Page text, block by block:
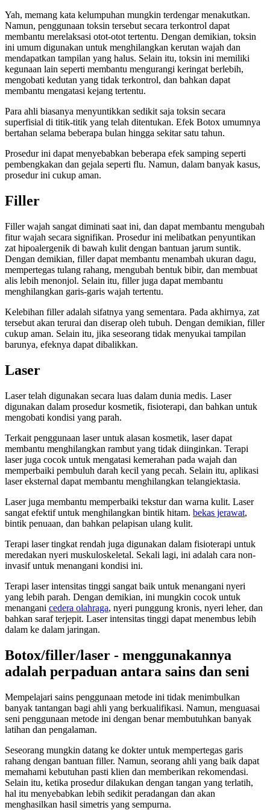
Yah, memang kata kelumpuhan mungkin terdengar menakutkan.
Namun, penggunaan toksin tersebut secara terkontrol dapat
membantu merelaksasi otot-otot tertentu. Dengan demikian, toksin
ini umum digunakan untuk menghilangkan kerutan wajah dan
mendapatkan tampilan yang halus. Selain itu, toksin ini memiliki
kegunaan lain seperti membantu mengurangi keringat berlebih,
mengobati kedutan yang tidak terkontrol, dan bahkan dapat
membantu mengatasi kejang tertentu.
Para ahli biasanya menyuntikkan sedikit saja toksin secara
superfisial di titik-titik yang telah ditentukan. Efek Botox umumnya
bertahan selama beberapa bulan hingga sekitar satu tahun.
Prosedur ini dapat menyebabkan beberapa efek samping seperti
pembengkakan dan gejala seperti flu. Namun, dalam banyak kasus,
prosedur ini cukup aman.
Filler
Filler wajah sangat diminati saat ini, dan dapat membantu mengubah
fitur wajah secara signifikan. Prosedur ini melibatkan penyuntikan
zat hipoalergenik di bawah kulit dengan bantuan jarum suntik.
Dengan demikian, filler dapat membantu menambah ukuran dagu,
mempertegas tulang rahang, mengubah bentuk bibir, dan membuat
alis lebih menonjol. Selain itu, filler juga dapat membantu
menghilangkan garis-garis wajah tertentu.
Kelebihan filler adalah sifatnya yang sementara. Pada akhirnya, zat
tersebut akan terurai dan diserap oleh tubuh. Dengan demikian, filler
cukup aman. Selain itu, jika seseorang tidak menyukai tampilan
barunya, efeknya dapat dibalikkan.
Laser
Laser telah digunakan secara luas dalam dunia medis. Laser
digunakan dalam prosedur kosmetik, fisioterapi, dan bahkan untuk
mengobati kondisi yang parah.
Terkait penggunaan laser untuk alasan kosmetik, laser dapat
membantu menghilangkan rambut yang tidak diinginkan. Terapi
laser juga cocok untuk mengatasi kemerahan pada wajah dan
memperbaiki pembuluh darah kecil yang pecah. Selain itu, aplikasi
laser eksternal dapat membantu menghilangkan telangiektasia.
Laser juga membantu memperbaiki tekstur dan warna kulit. Laser
sangat efektif untuk menghilangkan bintik hitam. bekas jerawat,
bintik penuaan, dan bahkan pelapisan ulang kulit.
Terapi laser tingkat rendah juga digunakan dalam fisioterapi untuk
meredakan nyeri muskuloskeletal. Sekali lagi, ini adalah cara non-
invasif untuk menangani kondisi ini.
Terapi laser intensitas tinggi sangat baik untuk menangani nyeri
yang lebih parah. Dengan demikian, ini mungkin cocok untuk
menangani cedera olahraga, nyeri punggung kronis, nyeri leher, dan
bahkan saraf terjepit. Laser intensitas tinggi dapat menembus lebih
dalam ke dalam jaringan.
Botox/filler/laser - menggunakannya
adalah perpaduan antara sains dan seni
Mempelajari sains penggunaan metode ini tidak menimbulkan
banyak tantangan bagi ahli yang berkualifikasi. Namun, menguasai
seni penggunaan metode ini dengan benar membutuhkan banyak
latihan dan pengalaman.
Seseorang mungkin datang ke dokter untuk mempertegas garis
rahang dengan bantuan filler. Namun, seorang ahli yang baik dapat
memahami kebutuhan pasti klien dan memberikan rekomendasi.
Selain itu, ketika prosedur dilakukan dengan tangan yang terlatih,
hal itu menyebabkan lebih sedikit peradangan dan akan
menghasilkan hasil simetris yang sempurna.